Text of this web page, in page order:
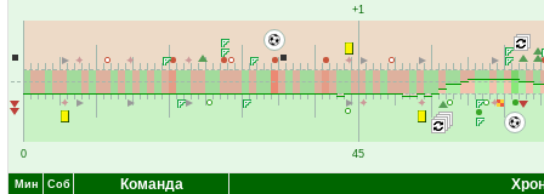
0
+1
45
Мин Соб Команда